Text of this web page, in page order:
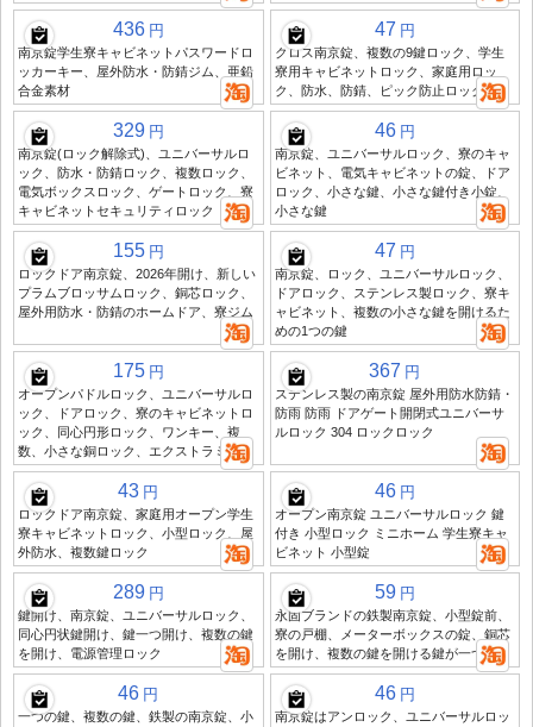
436 円
南京錠学生寮キャビネットパスワードロ
ッカーキー、屋外防水・防錆ジム、亜鉛
合金素材
47 円
クロス南京錠、複数の9鍵ロック、学生
寮用キャビネットロック、家庭用ロッ
ク、防水、防錆、ピック防止ロック
329 円
南京錠(ロック解除式)、ユニバーサルロ
ック、防水・防錆ロック、複数ロック、
電気ボックスロック、ゲートロック、寮
キャビネットセキュリティロック
46 円
南京錠、ユニバーサルロック、寮のキャ
ビネット、電気キャビネットの錠、ドア
ロック、小さな鍵、小さな鍵付き小錠、
小さな鍵
155 円
ロックドア南京錠、2026年開け、新しい
プラムブロッサムロック、銅芯ロック、
屋外用防水・防錆のホームドア、寮ジム
47 円
南京錠、ロック、ユニバーサルロック、
ドアロック、ステンレス製ロック、寮キ
ャビネット、複数の小さな鍵を開けるた
めの1つの鍵
175 円
オープンパドルロック、ユニバーサルロ
ック、ドアロック、寮のキャビネットロ
ック、同心円形ロック、ワンキー、複
数、小さな銅ロック、エクストラミニ。
367 円
ステンレス製の南京錠 屋外用防水防錆・
防雨 防雨 ドアゲート開閉式ユニバーサ
ルロック 304 ロックロック
43 円
ロックドア南京錠、家庭用オープン学生
寮キャビネットロック、小型ロック、屋
外防水、複数鍵ロック
46 円
オープン南京錠 ユニバーサルロック 鍵
付き 小型ロック ミニホーム 学生寮キャ
ビネット 小型錠
289 円
鍵開け、南京錠、ユニバーサルロック、
同心円状鍵開け、鍵一つ開け、複数の鍵
を開け、電源管理ロック
59 円
永固ブランドの鉄製南京錠、小型錠前、
寮の戸棚、メーターボックスの錠、銅芯
を開け、複数の鍵を開ける鍵が一つで
46 円
一つの鍵、複数の鍵、鉄製の南京錠、小
46 円
南京錠はアンロック、ユニバーサルロッ